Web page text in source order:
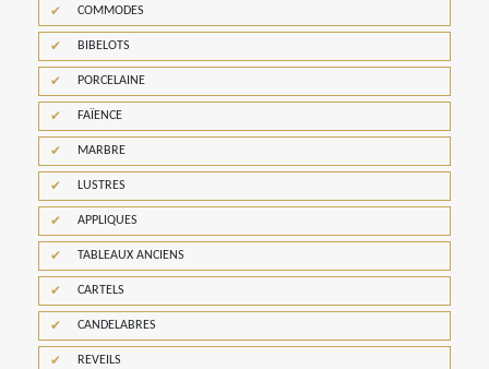
COMMODES
BIBELOTS
PORCELAINE
FAÏENCE
MARBRE
LUSTRES
APPLIQUES
TABLEAUX ANCIENS
CARTELS
CANDELABRES
REVEILS